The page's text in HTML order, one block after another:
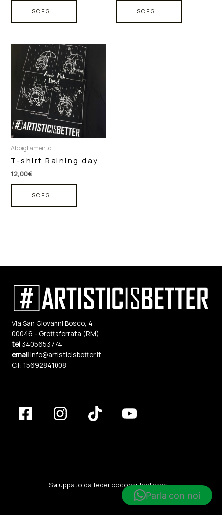
SCEGLI SCEGLI
Abbigliamento
T-shirt Raining day
12,00€
SCEGLI
Questo
prodotto
ha
più
varianti.
Le
opzioni
possono
essere
scelte
pagina
prodotto
Via San Giovanni Bosco, 4
00046 - Grottaferrata (RM)
tel 3405653774
emailinfo@artisticisbetter.it
C.F. 15692841008
Sviluppato da federicoconsulenteseo.it
Parla con noi